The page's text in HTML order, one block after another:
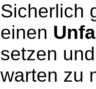
Sicherlich
einen
setzen
warten zu